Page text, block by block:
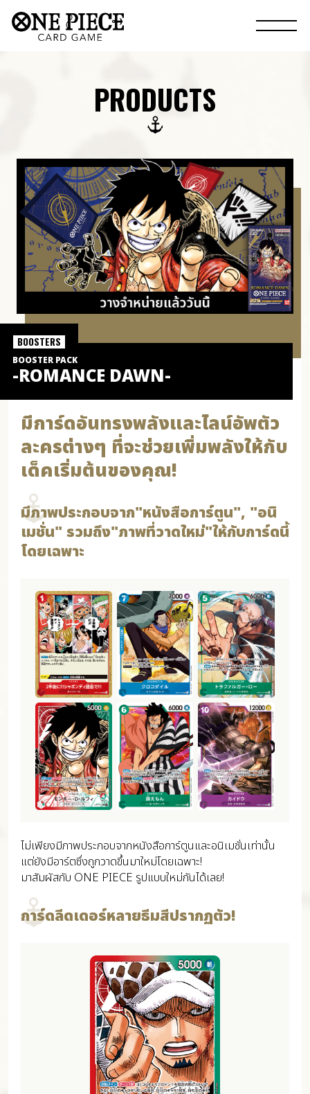
PRODUCTS
BOOSTER PACK
-ROMANCE DAWN-
BOOSTERS
มีการ์ดอันทรงพลังและไลน์อัพตัว
ละครต่างๆ ที่จะช่วยเพิ่มพลังให้กับ
เด็คเริ่มต้นของคุณ!
มีภาพประกอบจาก"หนังสือการ์ตูน", "อนิ
เมชั่น" รวมถึง"ภาพที่วาดใหม่"ให้กับการ์ดนี้
โดยเฉพาะ
ไม่เพียงมีภาพประกอบจากหนังสือการ์ตูนและอนิเมชั่นเท่านั้น
แต่ยังมีอาร์ตซึ่งถูกวาดขึ้นมาใหม่โดยเฉพาะ!
มาสัมผัสกับ ONE PIECE รูปแบบใหม่กันได้เลย!
การ์ดลีดเดอร์หลายธีมสีปรากฏตัว!